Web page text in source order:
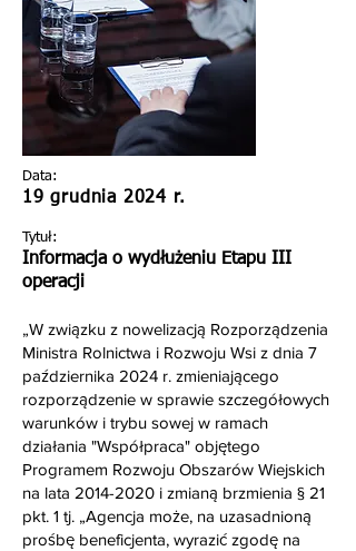
Data:
19 grudnia 2024 r.
Tytuł:
Informacja o wydłużeniu Etapu III
operacji
„W związku z nowelizacją Rozporządzenia
Ministra Rolnictwa i Rozwoju Wsi z dnia 7
października 2024 r. zmieniającego
rozporządzenie w sprawie szczegółowych
warunków i trybu sowej w ramach
działania "Współpraca" objętego
Programem Rozwoju Obszarów Wiejskich
na lata 2014-2020 i zmianą brzmienia § 21
pkt. 1 tj. „Agencja może, na uzasadnioną
prośbę beneficjenta, wyrazić zgodę na